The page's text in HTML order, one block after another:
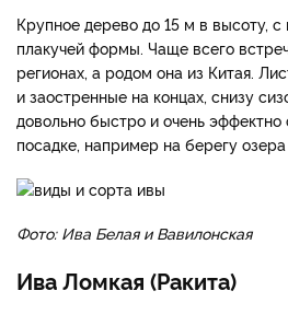
Крупное дерево до 15 м в высоту, с
плакучей формы. Чаще всего
регионах, а родом она из Китая.
и заостренные на концах, снизу
довольно быстро и очень эффектно
посадке, например на берегу озера
Фото: Ива Белая и Вавилонская
Ива Ломкая (Ракита)